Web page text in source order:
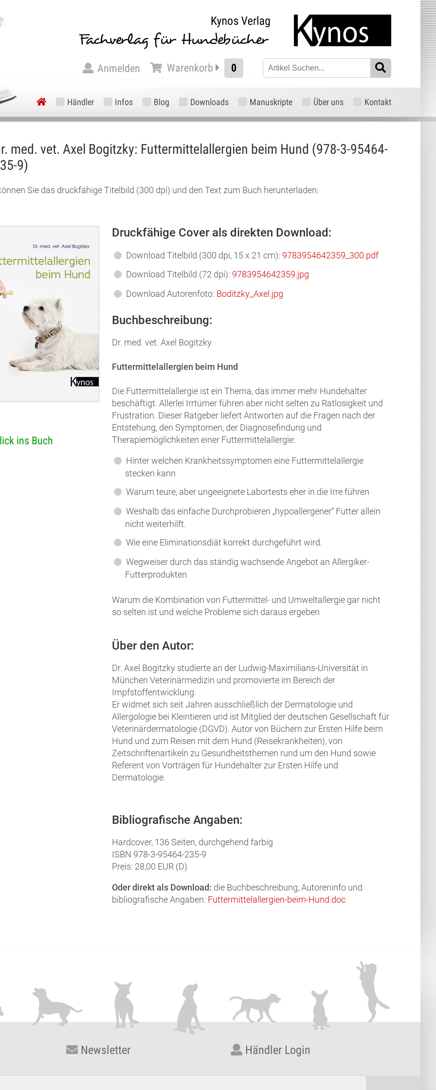
med. vet. Axel Bogitzky: Futtermittelallergien beim Hund (978-3-95464-
9)
Sie das druckfähige Titelbild (300 dpi) und den Text zum Buch herunterladen:
ins Buch
Druckfähige Cover als direkten Download:
Download Titelbild (300 dpi, 15 x 21 cm): 9783954642359_300.pdf
Download Titelbild (72 dpi): 9783954642359.jpg
Download Autorenfoto: Boditzky_Axel.jpg
Buchbeschreibung:
Dr. med. vet. Axel Bogitzky
Futtermittelallergien beim Hund
Die Futtermittelallergie ist ein Thema, das immer mehr Hundehalter
beschäftigt. Allerlei Irrtümer führen aber nicht selten zu Ratlosigkeit und
Frustration. Dieser Ratgeber liefert Antworten auf die Fragen nach der
Entstehung, den Symptomen, der Diagnosefindung und
Therapiemöglichkeiten einer Futtermittelallergie:
Hinter welchen Krankheitssymptomen eine Futtermittelallergie
stecken kann
Warum teure, aber ungeeignete Labortests eher in die Irre führen
Weshalb das einfache Durchprobieren „hypoallergener“ Futter allein
nicht weiterhilft.
Wie eine Eliminationsdiät korrekt durchgeführt wird.
Wegweiser durch das ständig wachsende Angebot an Allergiker-
Futterprodukten
Warum die Kombination von Futtermittel- und Umweltallergie gar nicht
so selten ist und welche Probleme sich daraus ergeben
Über den Autor:
Dr. Axel Bogitzky studierte an der Ludwig-Maximilians-Universität in
München Veterinärmedizin und promovierte im Bereich der
Impfstoffentwicklung.
Er widmet sich seit Jahren ausschließlich der Dermatologie und
Allergologie bei Kleintieren und ist Mitglied der deutschen Gesellschaft für
Veterinärdermatologie (DGVD). Autor von Büchern zur Ersten Hilfe beim
Hund und zum Reisen mit dem Hund (Reisekrankheiten), von
Zeitschriftenartikeln zu Gesundheitsthemen rund um den Hund sowie
Referent von Vorträgen für Hundehalter zur Ersten Hilfe und
Dermatologie.
Bibliografische Angaben:
Hardcover, 136 Seiten, durchgehend farbig
ISBN 978-3-95464-235-9
Preis: 28,00 EUR (D)
Oder direkt als Download: die Buchbeschreibung, Autoreninfo und
bibliografische Angaben: Futtermittelallergien-beim-Hund.doc
Newsletter Händler Login
Anmelden Warenkorb 0
Händler Infos Blog Downloads Manuskripte Über uns Kontakt